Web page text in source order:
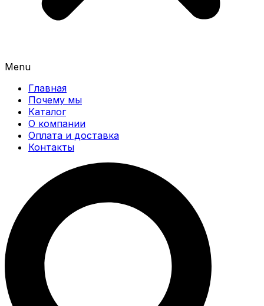
Menu
Главная
Почему мы
Каталог
О компании
Оплата и доставка
Контакты